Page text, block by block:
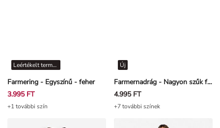
Farmering - Egyszínű - feher
Leértékelt termékek
3.995 FT
+1 további szín
Farmernadrág - Nagyon szűk fazon - kék
Új
4.995 FT
+7 további színek